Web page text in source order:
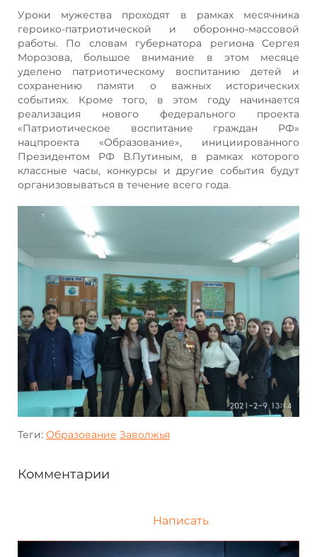
Уроки мужества проходят в рамках месячника
героико-патриотической и оборонно-массовой
работы. По словам губернатора региона Сергея
Морозова, большое внимание в этом месяце
уделено патриотическому воспитанию детей и
сохранению памяти о важных исторических
событиях. Кроме того, в этом году начинается
реализация нового федерального проекта
«Патриотическое воспитание граждан РФ»
нацпроекта «Образование», инициированного
Президентом РФ В.Путиным, в рамках которого
классные часы, конкурсы и другие события будут
организовываться в течение всего года.
Теги: Образование Заволжья
Комментарии
Написать